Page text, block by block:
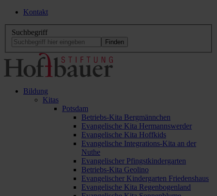
Kontakt
Suchbegriff
Bildung
Kitas
Potsdam
Betriebs-Kita Bergmännchen
Evangelische Kita Hermannswerder
Evangelische Kita Hoffkids
Evangelische Integrations-Kita an der
Nuthe
Evangelischer Pfingstkindergarten
Betriebs-Kita Geolino
Evangelischer Kindergarten Friedenshaus
Evangelische Kita Regenbogenland